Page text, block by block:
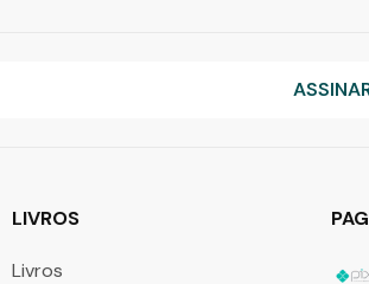
LIVROS
Livros